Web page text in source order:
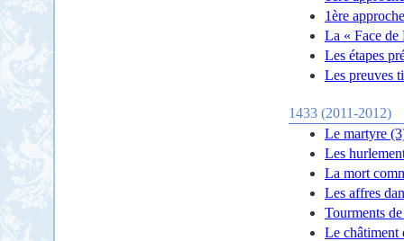
1ère
La « Face de
Les étapes
Les preuves
1433 (2011-2012)
Le martyre
Les
La mort
Les affres
Tourments
Le châtiment